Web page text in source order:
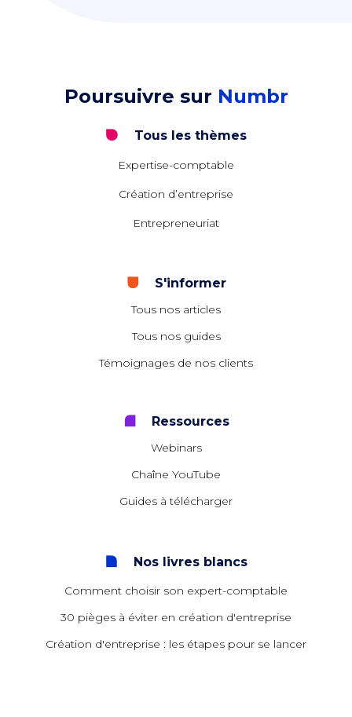
Poursuivre sur Numbr
Tous les thèmes
Expertise-comptable
Création d’entreprise
Entrepreneuriat
S'informer
Tous nos articles
Tous nos guides
Témoignages de nos clients
Ressources
Webinars
Chaîne YouTube
Guides à télécharger
Nos livres blancs
Comment choisir son expert-comptable
30 pièges à éviter en création d'entreprise
Création d'entreprise : les étapes pour se lancer